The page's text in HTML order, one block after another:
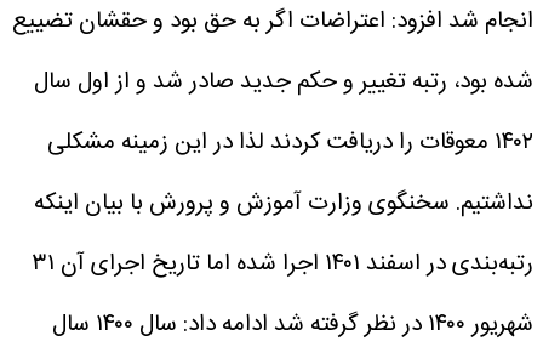
انجام شد افزود: اعتراضات اگر به حق بود و حقشان تضییع
شده بود، رتبه تغییر و حکم جدید صادر شد و از اول سال
۱۴۰۲ معوقات را دریافت کردند لذا در این زمینه مشکلی
نداشتیم. سخنگوی وزارت آموزش و پرورش با بیان اینکه
رتبه‌بندی در اسفند ۱۴۰۱ اجرا شده اما تاریخ اجرای آن ۳۱
شهریور ۱۴۰۰ در نظر گرفته شد ادامه داد: سال ۱۴۰۰ سال